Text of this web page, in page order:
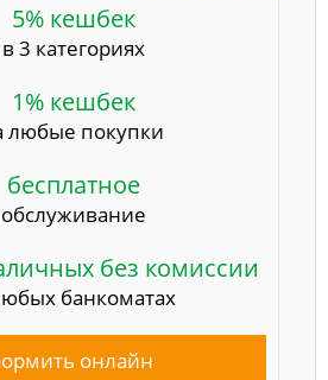
5% кешбек
в 3 категориях
1% кешбек
любые покупки
бесплатное
обслуживание
без комиссии
банкоматах
онлайн